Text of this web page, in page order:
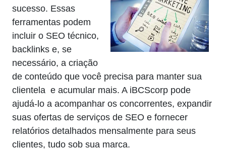
sucesso. Essas
ferramentas podem
incluir o SEO técnico,
backlinks e, se
necessário, a criação
de conteúdo que você precisa para manter sua
clientela e acumular mais. A iBCScorp pode
ajudá-lo a acompanhar os concorrentes, expandir
suas ofertas de serviços de SEO e fornecer
relatórios detalhados mensalmente para seus
clientes, tudo sob sua marca.